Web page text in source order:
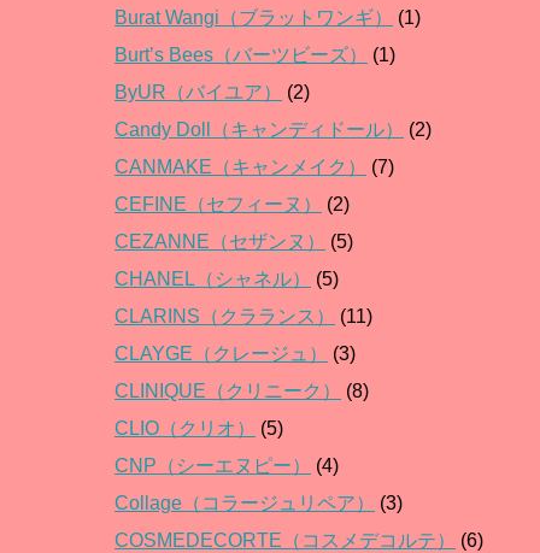
Burat Wangi（ブラットワンギ）
(1)
Burt’s Bees（バーツビーズ）
(1)
ByUR（バイユア）
(2)
Candy Doll（キャンディドール）
(2)
CANMAKE（キャンメイク）
(7)
CEFINE（セフィーヌ）
(2)
CEZANNE（セザンヌ）
(5)
CHANEL（シャネル）
(5)
CLARINS（クラランス）
(11)
CLAYGE（クレージュ）
(3)
CLINIQUE（クリニーク）
(8)
CLIO（クリオ）
(5)
CNP（シーエヌピー）
(4)
Collage（コラージュリペア）
(3)
COSMEDECORTE（コスメデコルテ）
(6)